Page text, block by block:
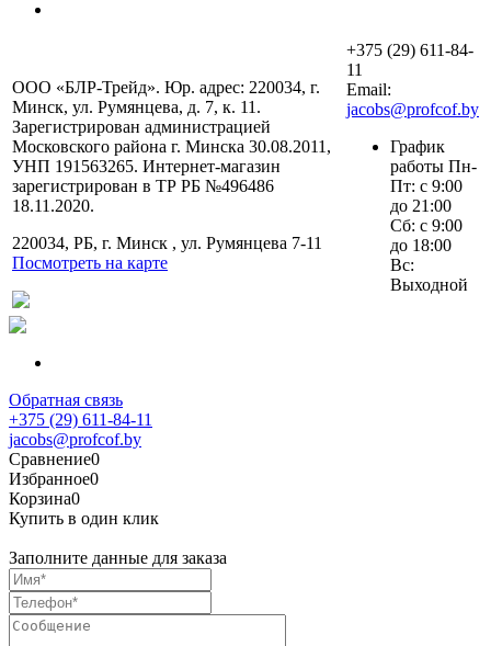
ООО «БЛР-Трейд». Юр. адрес: 220034, г.
Минск, ул. Румянцева, д. 7, к. 11.
Зарегистрирован администрацией
Московского района г. Минска 30.08.2011,
УНП 191563265. Интернет-магазин
зарегистрирован в ТР РБ №496486
18.11.2020.
220034, РБ, г. Минск , ул. Румянцева 7-11
Посмотреть на карте
+375 (29) 611-84-
11
Email:
jacobs@profcof.by
График
работы Пн-
Пт: с 9:00
до 21:00
Сб: с 9:00
до 18:00
Вс:
Выходной
Обратная связь
+375 (29) 611-84-11
jacobs@profcof.by
Сравнение0
Избранное0
Корзина0
Купить в один клик
Заполните данные для заказа